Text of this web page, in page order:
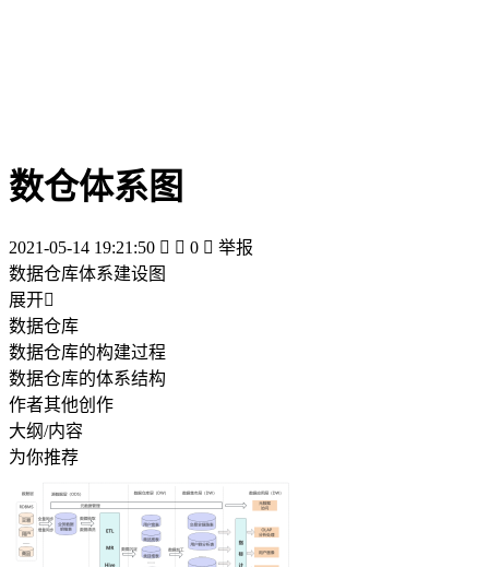
数仓体系图
2021-05-14 19:21:50   0  举报
数据仓库体系建设图
展开
数据仓库
数据仓库的构建过程
数据仓库的体系结构
作者其他创作
大纲/内容
为你推荐